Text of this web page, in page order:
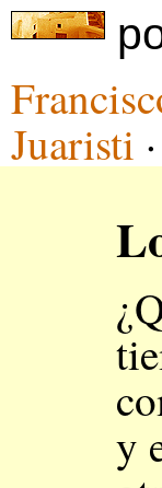
Juaristi ·
y